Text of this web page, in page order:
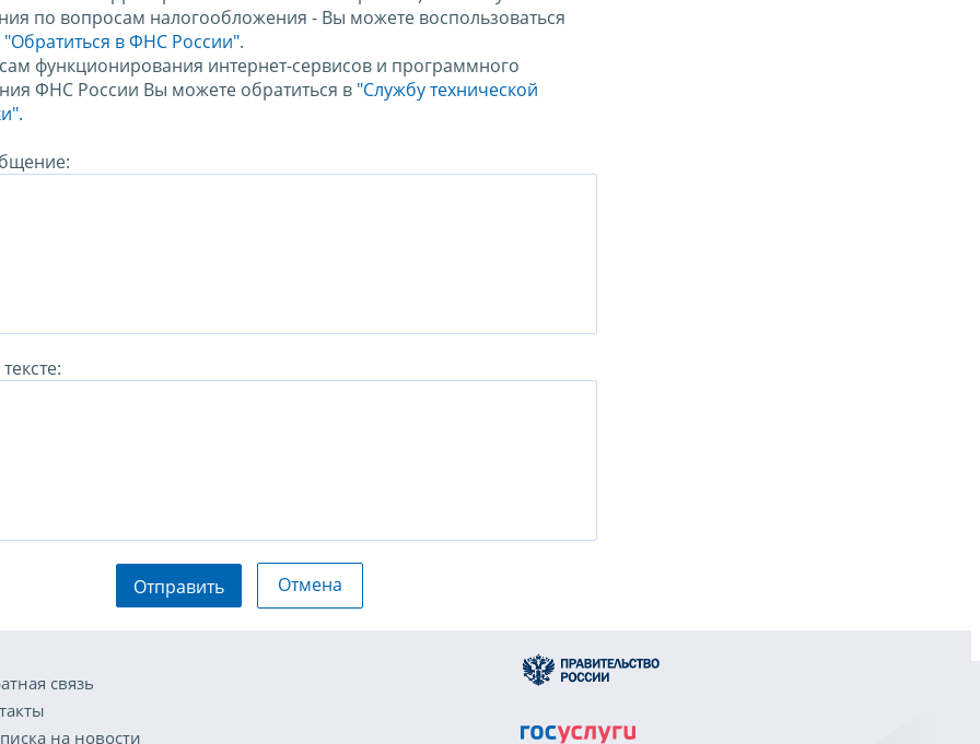
по вопросам налогообложения - Вы можете воспользоваться
"Обратиться в ФНС России".
функционирования интернет-сервисов и программного
ФНС России Вы можете обратиться в "Службу технической
Отправить Отмена
связь
на новости